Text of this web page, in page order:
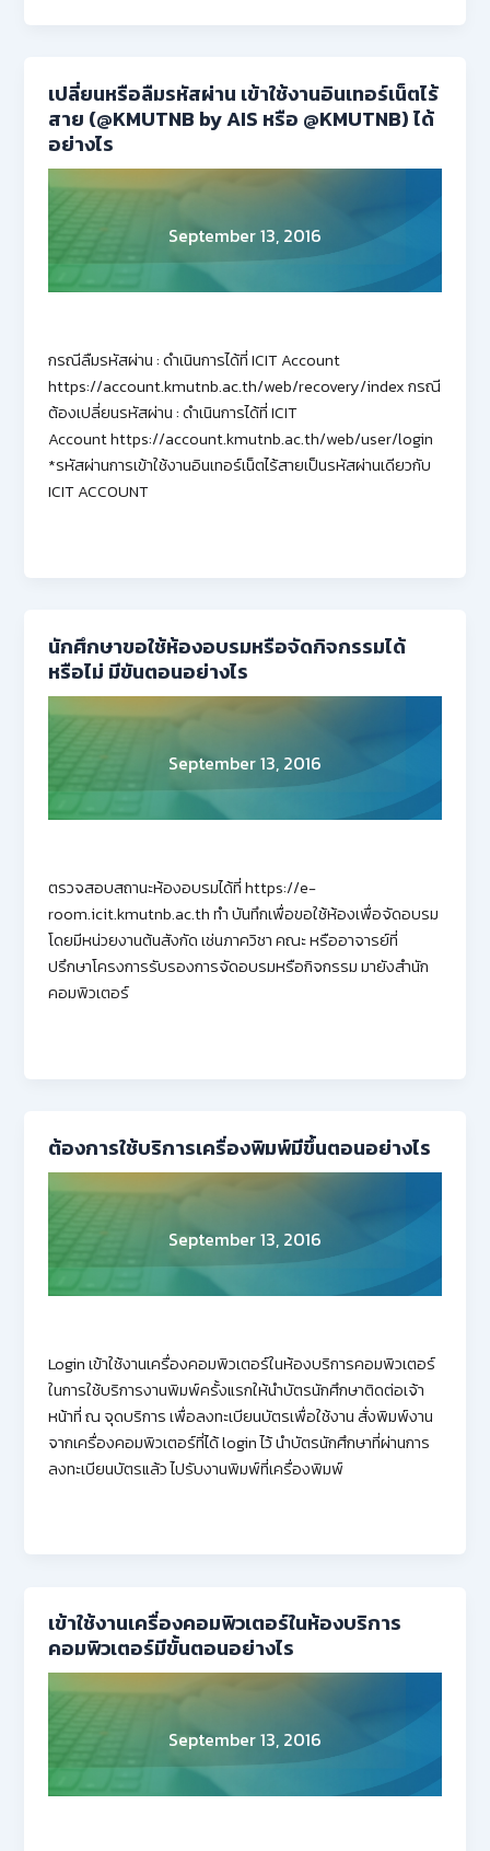
เปลี่ยนหรือลืมรหัสผ่าน เข้าใช้งานอินเทอร์เน็ตไร้
สาย (@KMUTNB by AIS หรือ @KMUTNB) ได้
อย่างไร
September 13, 2016
กรณีลืมรหัสผ่าน : ดำเนินการได้ที่ ICIT Account
https://account.kmutnb.ac.th/web/recovery/index กรณี
ต้องเปลี่ยนรหัสผ่าน : ดำเนินการได้ที่ ICIT
Account https://account.kmutnb.ac.th/web/user/login
*รหัสผ่านการเข้าใช้งานอินเทอร์เน็ตไร้สายเป็นรหัสผ่านเดียวกับ
ICIT ACCOUNT
นักศึกษาขอใช้ห้องอบรมหรือจัดกิจกรรมได้
หรือไม่ มีขันตอนอย่างไร
September 13, 2016
ตรวจสอบสถานะห้องอบรมได้ที่ https://e-
room.icit.kmutnb.ac.th ทำ บันทึกเพื่อขอใช้ห้องเพื่อจัดอบรม
โดยมีหน่วยงานต้นสังกัด เช่นภาควิชา คณะ หรืออาจารย์ที่
ปรึกษาโครงการรับรองการจัดอบรมหรือกิจกรรม มายังสำนัก
คอมพิวเตอร์
ต้องการใช้บริการเครื่องพิมพ์มีขึ้นตอนอย่างไร
September 13, 2016
Login เข้าใช้งานเครื่องคอมพิวเตอร์ในห้องบริการคอมพิวเตอร์
ในการใช้บริการงานพิมพ์ครั้งแรกให้นำบัตรนักศึกษาติดต่อเจ้า
หน้าที่ ณ จุดบริการ เพื่อลงทะเบียนบัตรเพื่อใช้งาน สั่งพิมพ์งาน
จากเครื่องคอมพิวเตอร์ที่ได้ login ไว้ นำบัตรนักศึกษาที่ผ่านการ
ลงทะเบียนบัตรแล้ว ไปรับงานพิมพ์ที่เครื่องพิมพ์
เข้าใช้งานเครื่องคอมพิวเตอร์ในห้องบริการ
คอมพิวเตอร์มีขั้นตอนอย่างไร
September 13, 2016